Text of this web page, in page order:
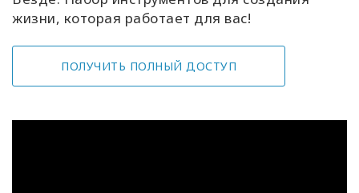
жизни, которая работает для вас!
ПОЛУЧИТЬ ПОЛНЫЙ ДОСТУП